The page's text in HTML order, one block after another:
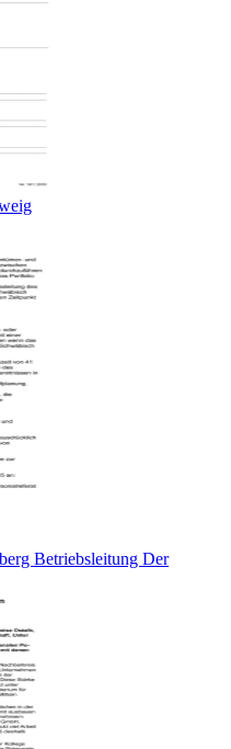
Betriebsleitung Der